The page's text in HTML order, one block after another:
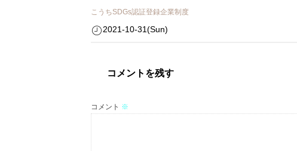
こうちSDGs認証登録企業制度
2021-10-31(Sun)
コメントを残す
コメント ※